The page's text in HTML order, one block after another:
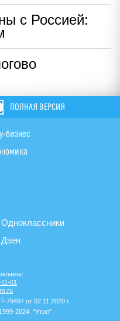
с Россией:
ПОЛНАЯ ВЕРСИЯ
бизнес
Одноклассники
Дзен
01
от 02.11.2020 г.
2024. "Утро"